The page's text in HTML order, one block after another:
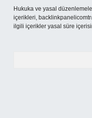
Hukuka ve yasal
içerikleri,
ilgili içerikler yasal süre